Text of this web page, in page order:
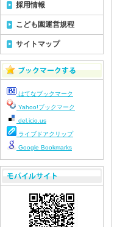
採用情報
こども園運営規程
サイトマップ
はてなブックマーク
Yahoo!ブックマーク
del.icio.us
ライブドアクリップ
Google Bookmarks